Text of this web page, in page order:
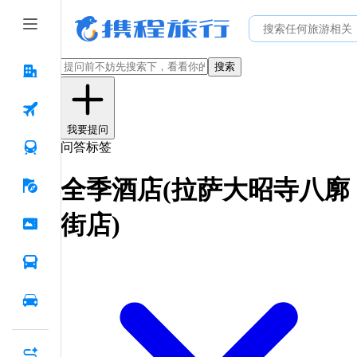
搜索
我要提问
问答标签
全季酒店(拉萨大昭寺八廓
街店)